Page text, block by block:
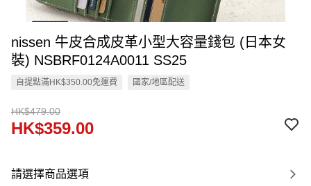
nissen 牛皮合成皮革小型大容量錢包 (日本女
裝) NSBRF0124A0011 SS25
自提點滿HK$350.00免運費 國家/地區配送
HK$479.00
HK$359.00
請選擇商品選項